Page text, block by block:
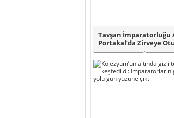
Tavşan İmparatorluğu
Portakal’da Zirveye